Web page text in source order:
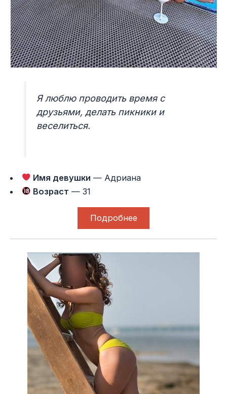
Я люблю проводить время с
друзьями, делать пикники и
веселиться.
Имя девушки — Адриана
Возраст — 31
Подробнее